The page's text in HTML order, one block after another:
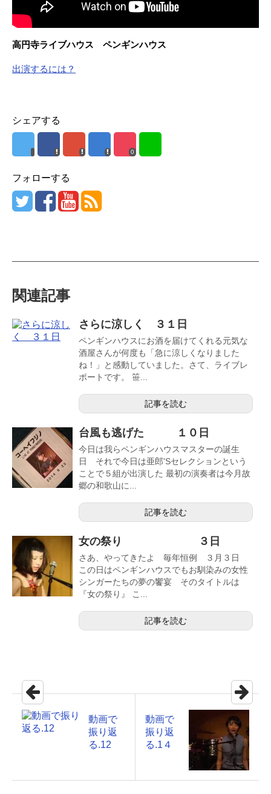
高円寺ライブハウス ペンギンハウス
出演するには？
シェアする
0
フォローする
関連記事
さらに涼しく ３１日
ペンギンハウスにお酒を届けてくれる元気な
酒屋さんが何度も「急に涼しくなりました
ね！」と感動していました。さて、ライブレ
ポートです。 笹...
記事を読む
台風も逃げた １０日
今日は我らペンギンハウスマスターの誕生
日 それで今日は亜郎'Sセレクションという
ことで５組が出演した 最初の演奏者は今月故
郷の和歌山に...
記事を読む
女の祭り ３日
さあ、やってきたよ 毎年恒例 ３月３日
この日はペンギンハウスでもお馴染みの女性
シンガーたちの夢の饗宴 そのタイトルは
『女の祭り』 こ...
記事を読む
動画で
振り返
る.12
動画で
振り返
る.1４